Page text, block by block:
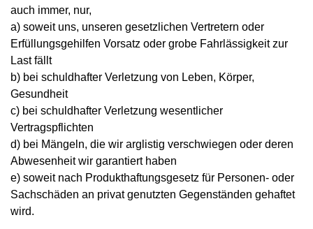
auch immer, nur,
a) soweit uns, unseren gesetzlichen Vertretern oder
Erfüllungsgehilfen Vorsatz oder grobe Fahrlässigkeit zur
Last fällt
b) bei schuldhafter Verletzung von Leben, Körper,
Gesundheit
c) bei schuldhafter Verletzung wesentlicher
Vertragspflichten
d) bei Mängeln, die wir arglistig verschwiegen oder deren
Abwesenheit wir garantiert haben
e) soweit nach Produkthaftungsgesetz für Personen- oder
Sachschäden an privat genutzten Gegenständen gehaftet
wird.